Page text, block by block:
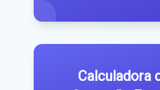
Calculadora